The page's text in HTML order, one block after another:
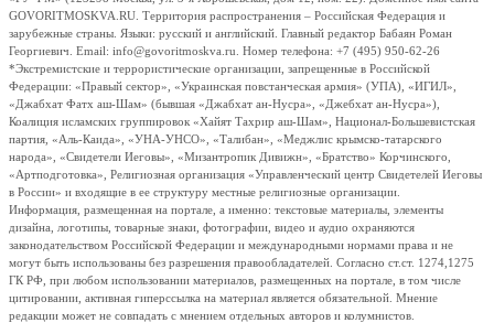
GOVORITMOSKVA.RU. Территория распространения – Российская Федерация и
зарубежные страны. Языки: русский и английский. Главный редактор Бабаян Роман
Георгиевич. Email: info@govoritmoskva.ru. Номер телефона: +7 (495) 950-62-26
*Экстремистские и террористические организации, запрещенные в Российской
Федерации: «Правый сектор», «Украинская повстанческая армия» (УПА), «ИГИЛ»,
«Джабхат Фатх аш-Шам» (бывшая «Джабхат ан-Нусра», «Джебхат ан-Нусра»),
Коалиция исламских группировок «Хайят Тахрир аш-Шам», Национал-Большевистская
партия, «Аль-Каида», «УНА-УНСО», «Талибан», «Меджлис крымско-татарского
народа», «Свидетели Иеговы», «Мизантропик Дивижн», «Братство» Корчинского,
«Артподготовка», Религиозная организация «Управленческий центр Свидетелей Иеговы
в России» и входящие в ее структуру местные религиозные организации.
Информация, размещенная на портале, а именно: текстовые материалы, элементы
дизайна, логотипы, товарные знаки, фотографии, видео и аудио охраняются
законодательством Российской Федерации и международными нормами права и не
могут быть использованы без разрешения правообладателей. Согласно ст.ст. 1274,1275
ГК РФ, при любом использовании материалов, размещенных на портале, в том числе
цитировании, активная гиперссылка на материал является обязательной. Мнение
редакции может не совпадать с мнением отдельных авторов и колумнистов.